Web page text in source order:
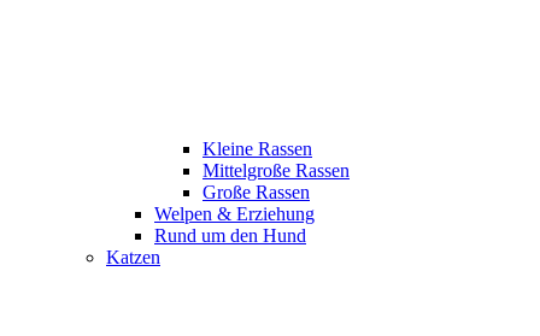
Kleine Rassen
Mittelgroße Rassen
Große Rassen
Welpen & Erziehung
Rund um den Hund
Katzen